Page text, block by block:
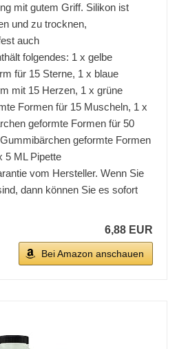
mit gutem Griff. Silikon ist
und zu trocknen,
auch
folgendes: 1 x gelbe
für 15 Sterne, 1 x blaue
mit 15 Herzen, 1 x grüne
Formen für 15 Muscheln, 1 x
geformte Formen für 50
geformte Formen
5 ML Pipette
vom Hersteller. Wenn Sie
dann können Sie es sofort
6,88 EUR
Bei Amazon anschauen